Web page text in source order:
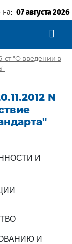
на: 07 августа 2026
ст "О введении в
N
И
И